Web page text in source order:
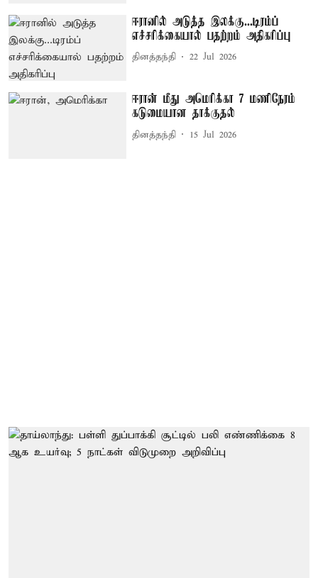
ஈரானில் அடுத்த இலக்கு...டிரம்ப்
எச்சரிக்கையால் பதற்றம் அதிகரிப்பு
தினத்தந்தி 22 Jul 2026
ஈரான் மீது அமெரிக்கா 7 மணிநேரம்
கடுமையான தாக்குதல்
தினத்தந்தி 15 Jul 2026